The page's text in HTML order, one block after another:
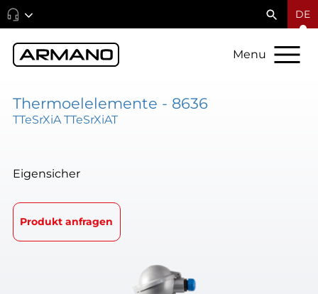
DE
Menu
Thermoelelemente - 8636
TTeSrXiA TTeSrXiAT
Eigensicher
Produkt anfragen